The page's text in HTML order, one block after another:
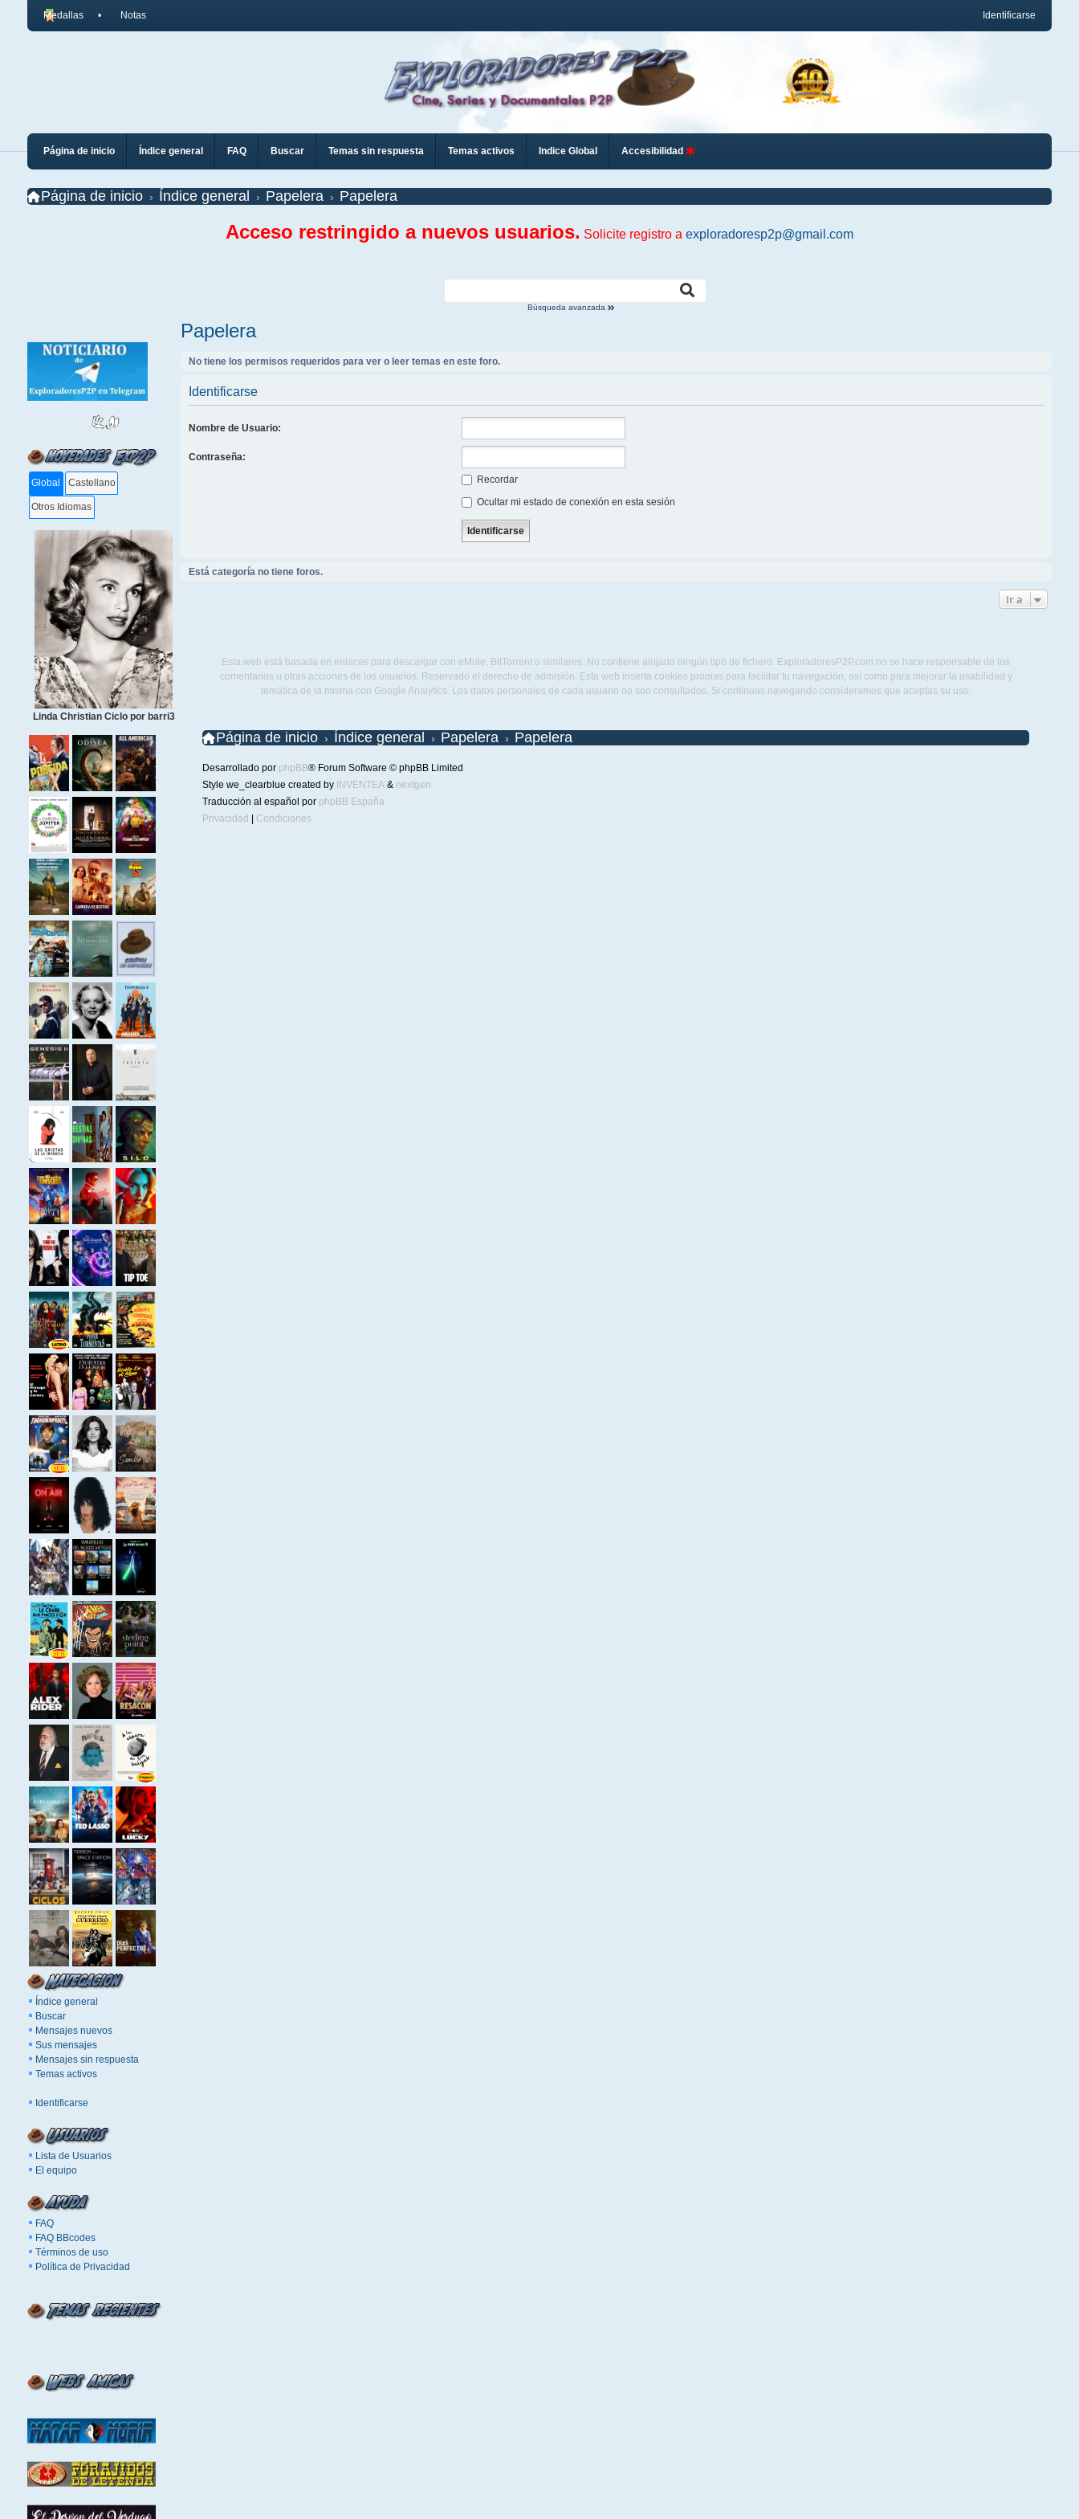
Identificarse
Medallas Notas
Página de inicio Índice general FAQ Buscar Temas sin respuesta Temas activos Indice Global Accesibilidad
Página de inicio Índice general Papelera Papelera
Acceso restringido a nuevos usuarios. Solicite registro a exploradoresp2p@gmail.com
Búsqueda avanzada
Global Castellano
Otros Idiomas
Linda Christian Ciclo por barri3
Índice general
Buscar
Mensajes nuevos
Sus mensajes
Mensajes sin respuesta
Temas activos
Identificarse
Lista de Usuarios
El equipo
FAQ
FAQ BBcodes
Términos de uso
Política de Privacidad
Papelera
No tiene los permisos requeridos para ver o leer temas en este foro.
Identificarse
Nombre de Usuario:
Contraseña:
Recordar
Ocultar mi estado de conexión en esta sesión
Está categoría no tiene foros.
Ir a
Esta web está basada en enlaces para descargar con eMule, BitTorrent o similares. No contiene alojado ningún tipo de fichero. ExploradoresP2P.com no se hace responsable de los
comentarios u otras acciones de los usuarios. Reservado el derecho de admisión. Esta web inserta cookies propias para facilitar tu navegación, así como para mejorar la usabilidad y
temática de la misma con Google Analytics. Los datos personales de cada usuario no son consultados. Si continuas navegando consideramos que aceptas su uso.
Página de inicio Índice general Papelera Papelera
Desarrollado por phpBB® Forum Software © phpBB Limited
Style we_clearblue created by INVENTEA& nextgen
Traducción al español por phpBB España
Privacidad
Condiciones